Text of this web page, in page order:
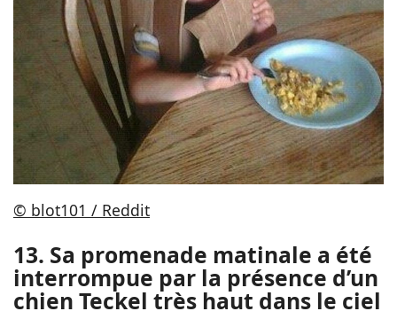
© blot101 / Reddit
13. Sa promenade matinale a été
interrompue par la présence d’un
chien Teckel très haut dans le ciel